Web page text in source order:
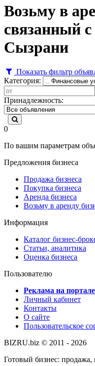
Возьму в
связанный
Сызрани
Показать фильтр
Категория:
Принадлежность:
0
По вашим параметрам
Предложения бизнеса
Продажа бизнеса
Покупка бизнеса
Аренда бизнеса
Возьму в аренду
Информация
Каталог бизнес-
Статьи, аналитика
Оценка бизнеса
Пользователю
Реклама на портале
Личный кабинет
Контакты
О сайте
Пользовательское
BIZRU.biz © 2011 - 2026
Готовый бизнес: продажа,